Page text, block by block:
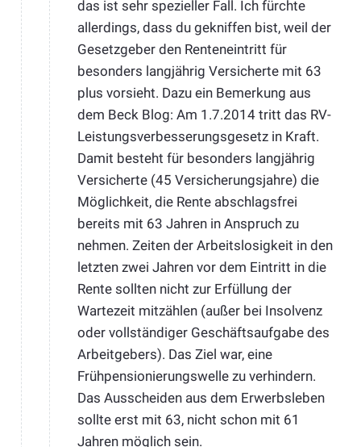
das ist sehr spezieller Fall. Ich fürchte
allerdings, dass du gekniffen bist, weil der
Gesetzgeber den Renteneintritt für
besonders langjährig Versicherte mit 63
plus vorsieht. Dazu ein Bemerkung aus
dem Beck Blog: Am 1.7.2014 tritt das RV-
Leistungsverbesserungsgesetz in Kraft.
Damit besteht für besonders langjährig
Versicherte (45 Versicherungsjahre) die
Möglichkeit, die Rente abschlagsfrei
bereits mit 63 Jahren in Anspruch zu
nehmen. Zeiten der Arbeitslosigkeit in den
letzten zwei Jahren vor dem Eintritt in die
Rente sollten nicht zur Erfüllung der
Wartezeit mitzählen (außer bei Insolvenz
oder vollständiger Geschäftsaufgabe des
Arbeitgebers). Das Ziel war, eine
Frühpensionierungswelle zu verhindern.
Das Ausscheiden aus dem Erwerbsleben
sollte erst mit 63, nicht schon mit 61
Jahren möglich sein.